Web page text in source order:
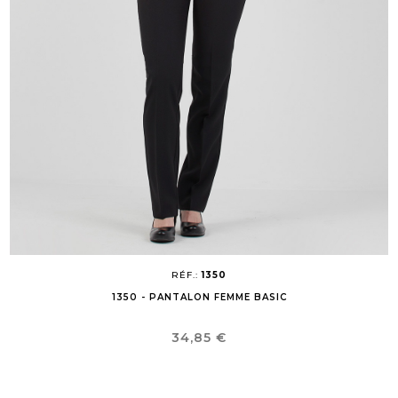
RÉF.:1350
1350 - PANTALON FEMME BASIC
Prix
34,85 €